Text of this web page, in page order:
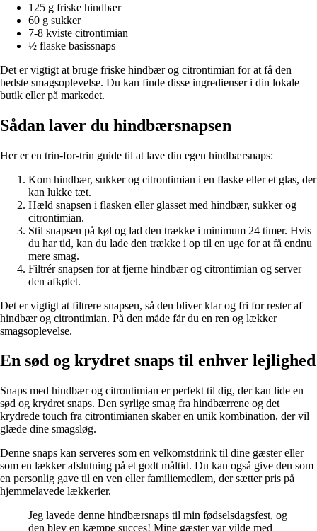
125 g friske hindbær
60 g sukker
7-8 kviste citrontimian
½ flaske basissnaps
Det er vigtigt at bruge friske hindbær og citrontimian for at få den
bedste smagsoplevelse. Du kan finde disse ingredienser i din lokale
butik eller på markedet.
Sådan laver du hindbærsnapsen
Her er en trin-for-trin guide til at lave din egen hindbærsnaps:
Kom hindbær, sukker og citrontimian i en flaske eller et glas, der
kan lukke tæt.
Hæld snapsen i flasken eller glasset med hindbær, sukker og
citrontimian.
Stil snapsen på køl og lad den trække i minimum 24 timer. Hvis
du har tid, kan du lade den trække i op til en uge for at få endnu
mere smag.
Filtrér snapsen for at fjerne hindbær og citrontimian og server
den afkølet.
Det er vigtigt at filtrere snapsen, så den bliver klar og fri for rester af
hindbær og citrontimian. På den måde får du en ren og lækker
smagsoplevelse.
En sød og krydret snaps til enhver lejlighed
Snaps med hindbær og citrontimian er perfekt til dig, der kan lide en
sød og krydret snaps. Den syrlige smag fra hindbærrene og det
krydrede touch fra citrontimianen skaber en unik kombination, der vil
glæde dine smagsløg.
Denne snaps kan serveres som en velkomstdrink til dine gæster eller
som en lækker afslutning på et godt måltid. Du kan også give den som
en personlig gave til en ven eller familiemedlem, der sætter pris på
hjemmelavede lækkerier.
Jeg lavede denne hindbærsnaps til min fødselsdagsfest, og
den blev en kæmpe succes! Mine gæster var vilde med